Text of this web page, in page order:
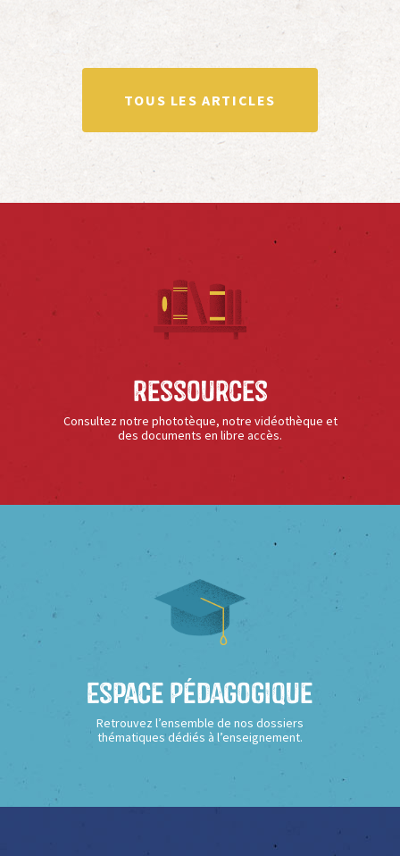
TOUS LES ARTICLES
Ressources
Consultez notre phototèque, notre vidéothèque et
des documents en libre accès.
Espace Pédagogique
Retrouvez l’ensemble de nos dossiers
thématiques dédiés à l’enseignement.